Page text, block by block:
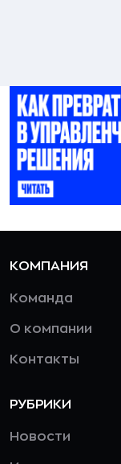
КОМПАНИЯ
Команда
О компании
Контакты
РУБРИКИ
Новости